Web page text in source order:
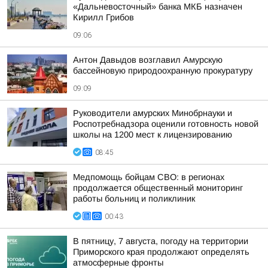
«Дальневосточный» банка МКБ назначен
Кирилл Грибов
09:06
Антон Давыдов возглавил Амурскую
бассейновую природоохранную прокуратуру
09:09
Руководители амурских Минобрнауки и
Роспотребнадзора оценили готовность новой
школы на 1200 мест к лицензированию
08:45
Медпомощь бойцам СВО: в регионах
продолжается общественный мониторинг
работы больниц и поликлиник
00:43
В пятницу, 7 августа, погоду на территории
Приморского края продолжают определять
атмосферные фронты